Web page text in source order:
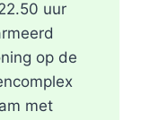
uur
op de
met